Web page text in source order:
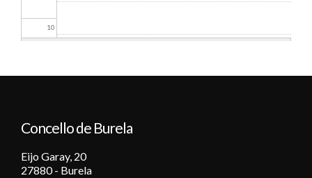
10
13
14
Concello de Burela
Eijo Garay, 20
27880 - Burela